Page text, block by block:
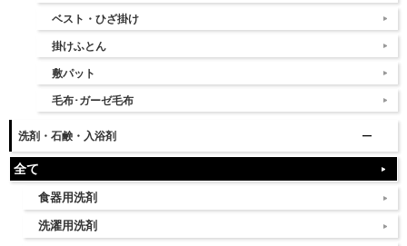
ベスト・ひざ掛け
掛けふとん
敷パット
毛布･ガーゼ毛布
洗剤・石鹸・入浴剤
全て
食器用洗剤
洗濯用洗剤